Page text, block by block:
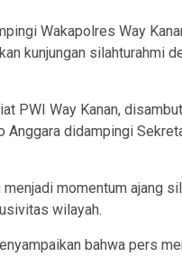
Wakapolres Way
kunjungan silahturahmi
PWI Way Kanan,
didampingi
momentum ajang
wilayah.
bahwa pers